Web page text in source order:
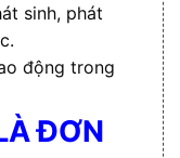
sinh, phát
động trong
ĐƠN